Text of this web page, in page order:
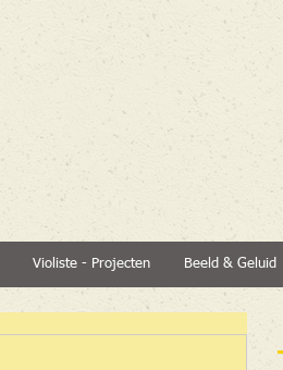
Violiste - Projecten Beeld & Geluid